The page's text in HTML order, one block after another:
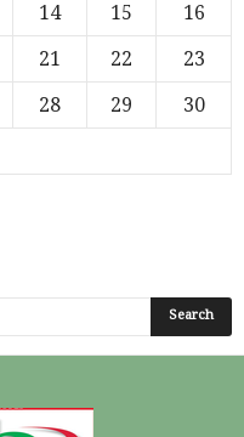
14 15
16
21 22
23
28 29
30